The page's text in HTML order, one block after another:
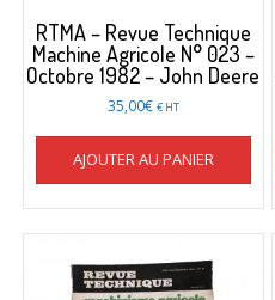
RTMA – Revue Technique
Machine Agricole N° 023 –
Octobre 1982 – John Deere
35,00€ € HT
AJOUTER AU PANIER